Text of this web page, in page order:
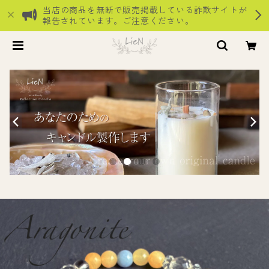
当店の商品を無断で販売掲載している詐欺サイトが
報告されています。ご注意ください。